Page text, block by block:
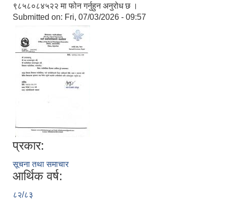
९८५८०८४५२२ मा फोन गर्नुहुन अनुरोध छ ।
Submitted on: Fri, 07/03/2026 - 09:57
प्रकार:
सूचना तथा समाचार
आर्थिक वर्ष:
८२/८३